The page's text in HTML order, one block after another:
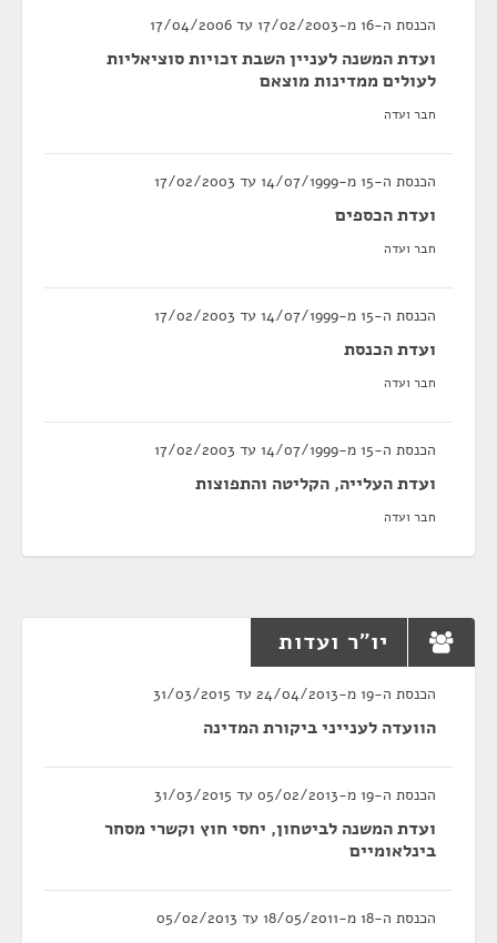
הכנסת ה-16 מ-17/02/2003 עד 17/04/2006
ועדת המשנה לעניין השבת זכויות סוציאליות
לעולים ממדינות מוצאם
חבר ועדה
הכנסת ה-15 מ-14/07/1999 עד 17/02/2003
ועדת הכספים
חבר ועדה
הכנסת ה-15 מ-14/07/1999 עד 17/02/2003
ועדת הכנסת
חבר ועדה
הכנסת ה-15 מ-14/07/1999 עד 17/02/2003
ועדת העלייה, הקליטה והתפוצות
חבר ועדה
יו"ר ועדות
הכנסת ה-19 מ-24/04/2013 עד 31/03/2015
הוועדה לענייני ביקורת המדינה
הכנסת ה-19 מ-05/02/2013 עד 31/03/2015
ועדת המשנה לביטחון, יחסי חוץ וקשרי מסחר
בינלאומיים
הכנסת ה-18 מ-18/05/2011 עד 05/02/2013